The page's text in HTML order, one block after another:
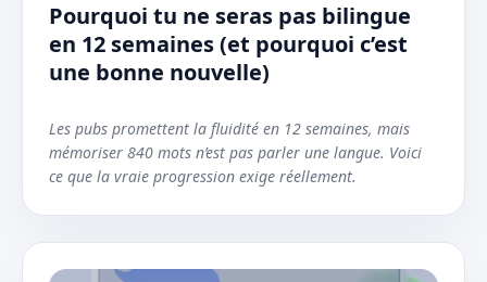
Pourquoi tu ne seras pas bilingue
en 12 semaines (et pourquoi c’est
une bonne nouvelle)
Les pubs promettent la fluidité en 12 semaines, mais
mémoriser 840 mots n’est pas parler une langue. Voici
ce que la vraie progression exige réellement.